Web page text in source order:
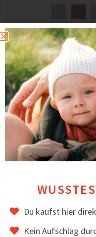
Du kaufst hier
Kein Aufschlag